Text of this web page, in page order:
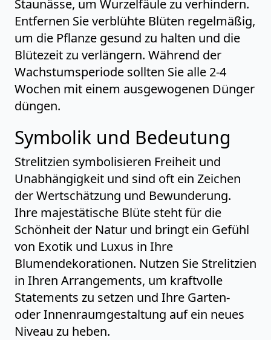
Staunässe, um Wurzelfäule zu verhindern.
Entfernen Sie verblühte Blüten regelmäßig,
um die Pflanze gesund zu halten und die
Blütezeit zu verlängern. Während der
Wachstumsperiode sollten Sie alle 2-4
Wochen mit einem ausgewogenen Dünger
düngen.
Symbolik und Bedeutung
Strelitzien symbolisieren Freiheit und
Unabhängigkeit und sind oft ein Zeichen
der Wertschätzung und Bewunderung.
Ihre majestätische Blüte steht für die
Schönheit der Natur und bringt ein Gefühl
von Exotik und Luxus in Ihre
Blumendekorationen. Nutzen Sie Strelitzien
in Ihren Arrangements, um kraftvolle
Statements zu setzen und Ihre Garten-
oder Innenraumgestaltung auf ein neues
Niveau zu heben.